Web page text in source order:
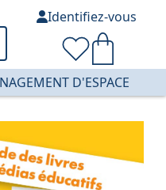
D'ESPACE
Identifiez-vous
en